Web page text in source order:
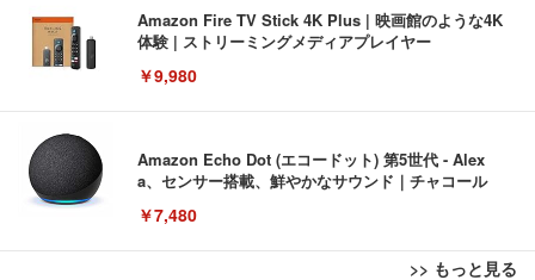
Amazon Fire TV Stick 4K Plus | 映画館のような4K
体験 | ストリーミングメディアプレイヤー
￥9,980
Amazon Echo Dot (エコードット) 第5世代 - Alex
a、センサー搭載、鮮やかなサウンド｜チャコール
￥7,480
>> もっと見る